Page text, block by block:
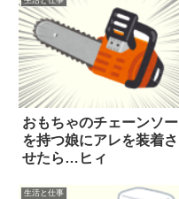
おもちゃのチェーンソー
を持つ娘にアレを装着さ
せたら…ヒィ
生活と仕事